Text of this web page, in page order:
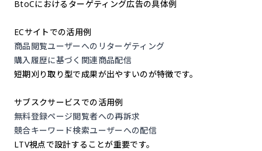
BtoCにおけるターゲティング広告の具体例
ECサイトでの活用例
商品閲覧ユーザーへのリターゲティング
購入履歴に基づく関連商品配信
短期刈り取り型で成果が出やすいのが特徴です。
サブスクサービスでの活用例
無料登録ページ閲覧者への再訴求
競合キーワード検索ユーザーへの配信
LTV視点で設計することが重要です。